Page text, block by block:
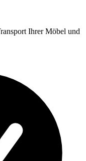
Ihrer Möbel und